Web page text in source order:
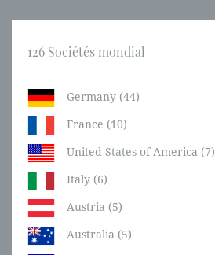
126 Sociétés mondial
Germany (44)
France (10)
United States of America (7)
Italy (6)
Austria (5)
Australia (5)